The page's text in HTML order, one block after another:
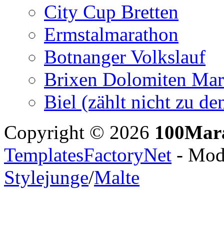
City Cup Bretten
Ermstalmarathon
Botnanger Volkslauf
Brixen Dolomiten
Biel (zählt nicht zu
Copyright © 2026
TemplatesFactoryNet -
Stylejunge/Malte